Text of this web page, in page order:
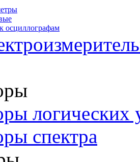
осциллографам
логических
спектра